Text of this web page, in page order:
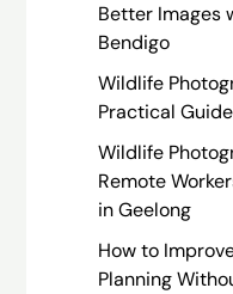
Better Images
Bendigo
Wildlife
Practical
Wildlife
Remote
in Geelong
How to
Planning